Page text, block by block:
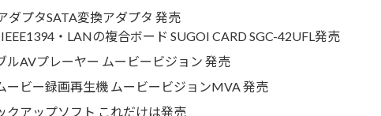
ダプタSATA変換アダプタ 発売
・LANの複合ボード SUGOI CARD SGC-42UFL発売
ルAVプレーヤー ムービービジョン 発売
ービー録画再生機 ムービービジョンMVA 発売
クアップソフト これだけは発売